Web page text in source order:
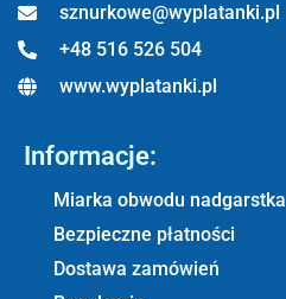
sznurkowe@wyplatanki.pl
+48 516 526 504
www.wyplatanki.pl
Informacje:
Miarka obwodu nadgarstka
Bezpieczne płatności
Dostawa zamówień